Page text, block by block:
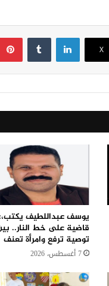
‫X
لينكدإن
يوسف عبداللطيف
قاضية على خط النار..
توصية ترفع وامرأة تعنف
7 أغسطس، 2026